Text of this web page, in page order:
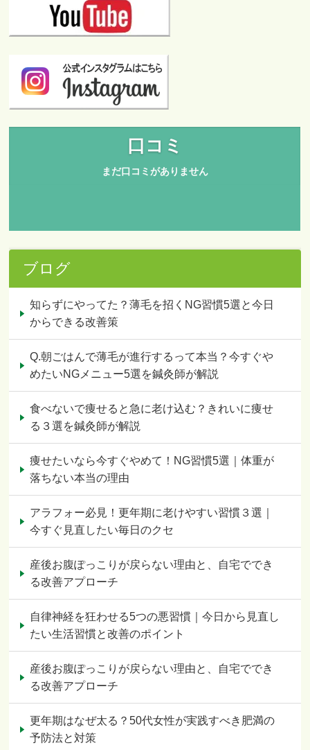
ブログ
知らずにやってた？薄毛を招くNG習慣5選と今日
からできる改善策
Q.朝ごはんで薄毛が進行するって本当？今すぐや
めたいNGメニュー5選を鍼灸師が解説
食べないで痩せると急に老け込む？きれいに痩せ
る３選を鍼灸師が解説
痩せたいなら今すぐやめて！NG習慣5選｜体重が
落ちない本当の理由
アラフォー必見！更年期に老けやすい習慣３選｜
今すぐ見直したい毎日のクセ
産後お腹ぽっこりが戻らない理由と、自宅ででき
る改善アプローチ
自律神経を狂わせる5つの悪習慣｜今日から見直し
たい生活習慣と改善のポイント
産後お腹ぽっこりが戻らない理由と、自宅ででき
る改善アプローチ
更年期はなぜ太る？50代女性が実践すべき肥満の
予防法と対策